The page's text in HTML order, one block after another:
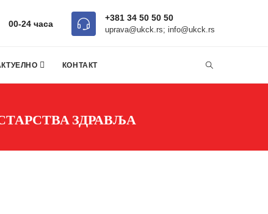
00-24 часa
+381 34 50 50 50
uprava@ukck.rs; info@ukck.rs
КОНТАКТ
ЗДРАВЉА